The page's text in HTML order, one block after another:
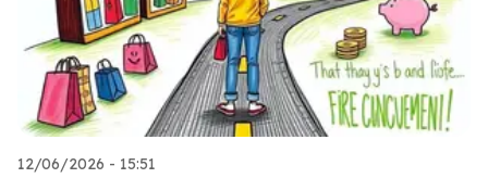
12/06/2026 - 15:51